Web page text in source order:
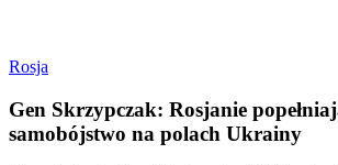
Rosja
Gen Skrzypczak: Rosjanie
samobójstwo na polach Ukrainy